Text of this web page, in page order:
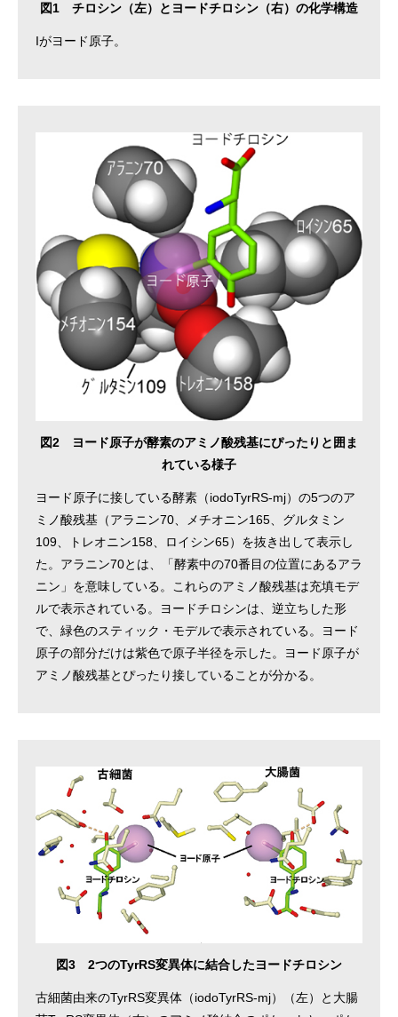
図1 チロシン（左）とヨードチロシン（右）の化学構造
Iがヨード原子。
図2 ヨード原子が酵素のアミノ酸残基にぴったりと囲ま
れている様子
ヨード原子に接している酵素（iodoTyrRS-mj）の5つのア
ミノ酸残基（アラニン70、メチオニン165、グルタミン
109、トレオニン158、ロイシン65）を抜き出して表示し
た。アラニン70とは、「酵素中の70番目の位置にあるアラ
ニン」を意味している。これらのアミノ酸残基は充填モデ
ルで表示されている。ヨードチロシンは、逆立ちした形
で、緑色のスティック・モデルで表示されている。ヨード
原子の部分だけは紫色で原子半径を示した。ヨード原子が
アミノ酸残基とぴったり接していることが分かる。
図3 2つのTyrRS変異体に結合したヨードチロシン
古細菌由来のTyrRS変異体（iodoTyrRS-mj）（左）と大腸